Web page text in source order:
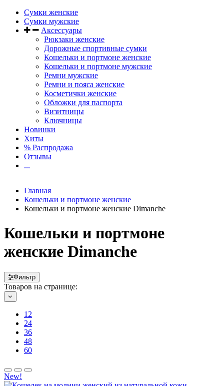
Сумки женские
Сумки мужские
Аксессуары
Рюкзаки женские
Дорожные спортивные сумки
Кошельки и портмоне женские
Кошельки и портмоне мужские
Ремни мужские
Ремни и пояса женские
Косметички женские
Обложки для паспорта
Визитницы
Ключницы
Новинки
Хиты
% Распродажа
Отзывы
...
Главная
Кошельки и портмоне женские
Кошельки и портмоне женские Dimanche
Кошельки и портмоне
женские Dimanche
Фильтр
Товаров на странице:
12
24
36
48
60
New!